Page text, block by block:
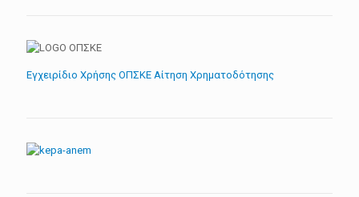
Εγχειρίδιο Χρήσης ΟΠΣΚΕ Αίτηση Χρηματοδότησης